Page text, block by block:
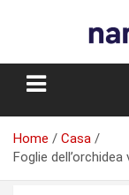
Storie e facce di
Home
Casa
Foglie